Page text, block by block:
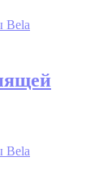
Bela
Bela